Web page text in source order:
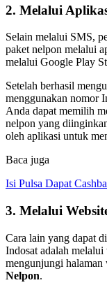
2. Melalui
Selain melalui SMS,
paket nelpon melalui
melalui Google Play
Setelah berhasil
menggunakan nomor
Anda dapat memilih
nelpon yang
oleh aplikasi untuk
Baca juga
Isi Pulsa Dapat
3. Melalui
Cara lain yang dapat
Indosat adalah
mengunjungi halaman
Nelpon.